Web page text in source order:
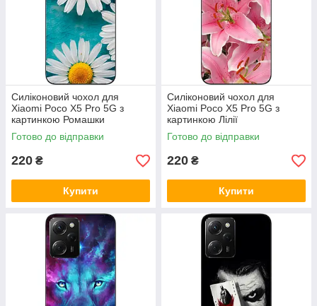
Силіконовий чохол для
Xiaomi Poco X5 Pro 5G з
картинкою Ромашки
Готово до відправки
220 ₴
Купити
Силіконовий чохол для
Xiaomi Poco X5 Pro 5G з
картинкою Лілії
Готово до відправки
220 ₴
Купити